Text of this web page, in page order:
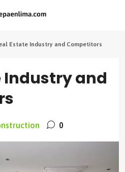
Estate Industry and Competitors
Industry and
0